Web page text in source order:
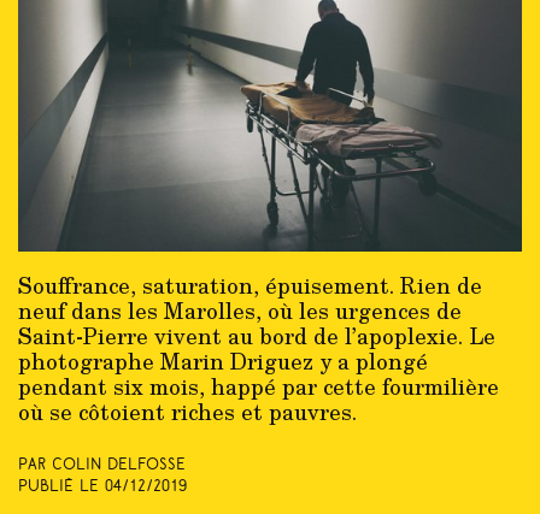
Souffrance, saturation, épuisement. Rien de
neuf dans les Marolles, où les urgences de
Saint-Pierre vivent au bord de l’apoplexie. Le
photographe Marin Driguez y a plongé
pendant six mois, happé par cette fourmilière
où se côtoient riches et pauvres.
Par Colin Delfosse
Publié le 04/12/2019